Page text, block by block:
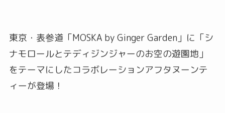
東京・表参道「MOSKA by Ginger Garden」に「シ
ナモロールとテディジンジャーのお空の遊園地」
をテーマにしたコラボレーションアフタヌーンテ
ィーが登場！